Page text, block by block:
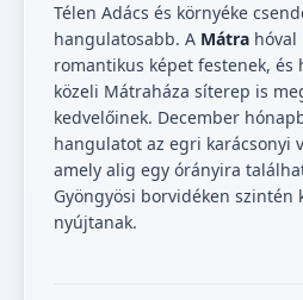
Télen Adács és környéke
hangulatosabb. A Mátra hóval
romantikus képet festenek, és
közeli Mátraháza síterep is
kedvelőinek. December
hangulatot az egri karácsonyi
amely alig egy órányira
Gyöngyösi borvidéken szintén
nyújtanak.